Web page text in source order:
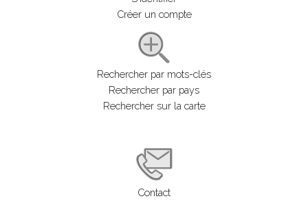
Créer un compte
Rechercher par mots-clés
Rechercher par pays
Rechercher sur la carte
Contact